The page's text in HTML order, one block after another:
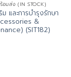
อมส่ง (IN STOCK)
และการบำรุงรักษา
&
(SIT182)